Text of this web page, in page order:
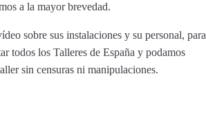
a la mayor brevedad.
sobre sus instalaciones y su personal, para
todos los Talleres de España y podamos
sin censuras ni manipulaciones.